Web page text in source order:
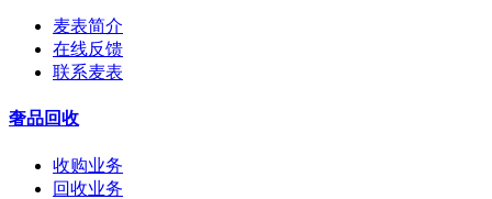
麦表简介
在线反馈
联系麦表
奢品回收
收购业务
回收业务